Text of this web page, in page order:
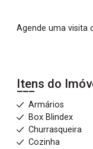
Agende uma visita
Itens do
Armários
Box Blindex
Churrasqueira
Cozinha